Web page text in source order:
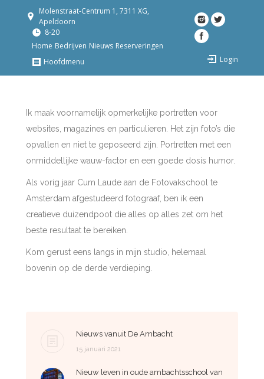
Molenstraat-Centrum 1, 7311 XG,
Apeldoorn
8-20
Home Bedrijven Nieuws Reserveringen
Hoofdmenu
Login
Ik maak voornamelijk opmerkelijke portretten voor
websites, magazines en particulieren. Het zijn foto’s die
opvallen en niet te geposeerd zijn. Portretten met een
onmiddellijke wauw-factor en een goede dosis humor.
Als vorig jaar Cum Laude aan de Fotovakschool te
Amsterdam afgestudeerd fotograaf, ben ik een
creatieve duizendpoot die alles op alles zet om het
beste resultaat te bereiken.
Kom gerust eens langs in mijn studio, helemaal
bovenin op de derde verdieping.
Nieuws vanuit De Ambacht
15 januari 2021
Nieuw leven in oude ambachtsschool van